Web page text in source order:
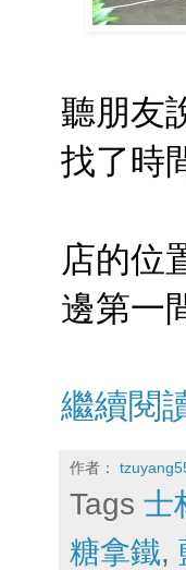
聽朋友
找了時
店的位
邊第一
繼續閱
作者：
Tags 士
糖拿鐵,